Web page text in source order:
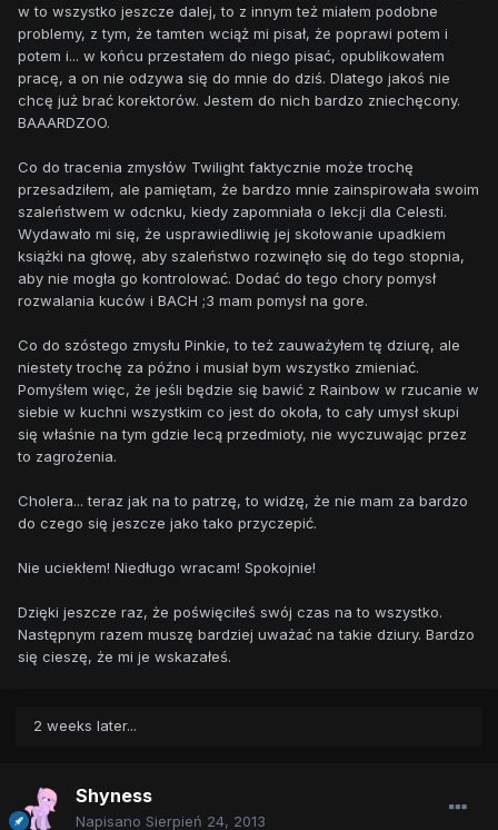
w to wszystko jeszcze dalej, to z innym też miałem podobne
problemy, z tym, że tamten wciąż mi pisał, że poprawi potem i
potem i... w końcu przestałem do niego pisać, opublikowałem
pracę, a on nie odzywa się do mnie do dziś. Dlatego jakoś nie
chcę już brać korektorów. Jestem do nich bardzo zniechęcony.
BAAARDZOO.
Co do tracenia zmysłów Twilight faktycznie może trochę
przesadziłem, ale pamiętam, że bardzo mnie zainspirowała swoim
szaleństwem w odcnku, kiedy zapomniała o lekcji dla Celesti.
Wydawało mi się, że usprawiedliwię jej skołowanie upadkiem
książki na głowę, aby szaleństwo rozwinęło się do tego stopnia,
aby nie mogła go kontrolować. Dodać do tego chory pomysł
rozwalania kuców i BACH ;3 mam pomysł na gore.
Co do szóstego zmysłu Pinkie, to też zauważyłem tę dziurę, ale
niestety trochę za późno i musiał bym wszystko zmieniać.
Pomyśłem więc, że jeśli będzie się bawić z Rainbow w rzucanie w
siebie w kuchni wszystkim co jest do okoła, to cały umysł skupi
się właśnie na tym gdzie lecą przedmioty, nie wyczuwając przez
to zagrożenia.
Cholera... teraz jak na to patrzę, to widzę, że nie mam za bardzo
do czego się jeszcze jako tako przyczepić.
Nie uciekłem! Niedługo wracam! Spokojnie!
Dzięki jeszcze raz, że poświęciłeś swój czas na to wszystko.
Następnym razem muszę bardziej uważać na takie dziury. Bardzo
się cieszę, że mi je wskazałeś.
2 weeks later...
Shyness
Napisano Sierpień 24, 2013